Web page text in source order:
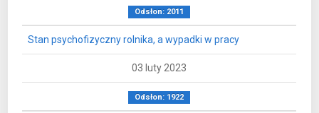
Odsłon: 2011
Stan psychofizyczny rolnika, a wypadki w pracy
03 luty 2023
Odsłon: 1922